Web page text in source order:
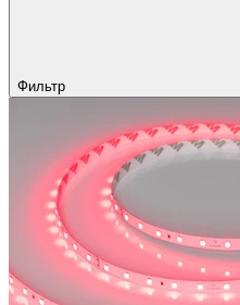
Фильтр